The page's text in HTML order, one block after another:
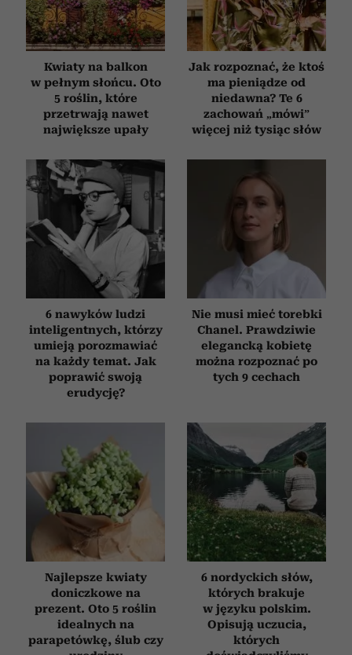
Kwiaty na balkon
w pełnym słońcu. Oto
5 roślin, które
przetrwają nawet
największe upały
Jak rozpoznać, że ktoś
ma pieniądze od
niedawna? Te 6
zachowań „mówi”
więcej niż tysiąc słów
6 nawyków ludzi
inteligentnych, którzy
umieją porozmawiać
na każdy temat. Jak
poprawić swoją
erudycję?
Nie musi mieć torebki
Chanel. Prawdziwie
elegancką kobietę
można rozpoznać po
tych 9 cechach
Najlepsze kwiaty
doniczkowe na
prezent. Oto 5 roślin
idealnych na
parapetówkę, ślub czy
6 nordyckich słów,
których brakuje
w języku polskim.
Opisują uczucia,
których